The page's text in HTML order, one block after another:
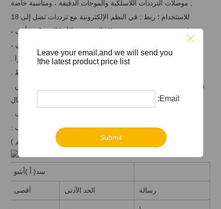
; موصلات الترددات اللاسلكية والموجات الدقيقة ، ومناسبة خاصة
للاستخدام ؛ ربط ; في النظم الإلكترونية مع ترددات تصل إلى 18
غيغاهرتز . فوق نبسب ; هو . هناك العديد من الأشكال ، ذكر ، أنثى ،
مستقيم ، زاوية الحق ، اللوح ، شفة ، قبل التثبيت ، التثبيت الخلفي ،
المسمار الخيط ، وهلم جرا .
بسبب صغر حجمها ، وهي تستخدم في تصميم مضغوط .
نموذجي SMA ; رابط ; من خلال الخيوط الصدد . واجهة مع ; مسدس .
الجوز ، اقترح تشديد عزم الدوران ؛ مفتاح ; من أجل تحقيق اتصال
مناسب .
نبسب ;
سما واجهة البعد ( مم )
سد( أ )أنثىو
رسالة الحد الأدنى أقصى
Leave your email,and we will send you
the latest product price list!
Email:
Submit